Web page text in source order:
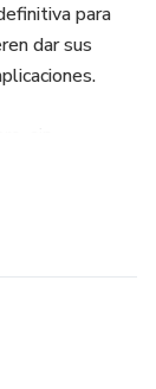
para
dar sus
a:
conecte con